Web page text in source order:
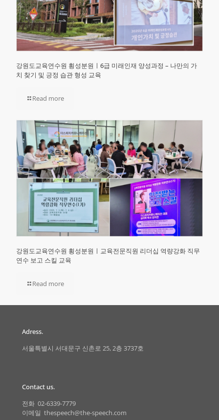
강원도교육연수원 횡성분원ㅣ6급 미래인재 양성과정 – 나만의 가
치 찾기 및 긍정 습관 형성 교육
Read more
강원도교육연수원 횡성분원ㅣ교육전문직원 리더십 역량강화 직무
연수 보고 스킬 교육
Read more
Adress.
서울특별시 서대문구 신촌로 25, 2층 3737호
Contact us.
전화 02-6339-7779
이메일 thespeech@the-speech.com